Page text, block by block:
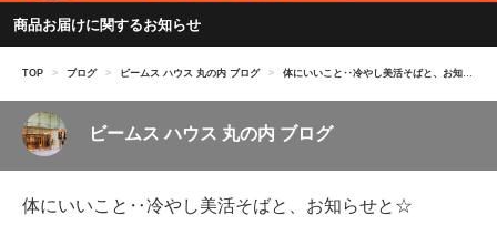
商品お届けに関するお知らせ
TOP > ブログ > ビームス ハウス 丸の内 ブログ > 体にいいこと‥冷やし美活そばと、お知らせと☆
ビームス ハウス 丸の内 ブログ
体にいいこと‥冷やし美活そばと、お知らせと☆